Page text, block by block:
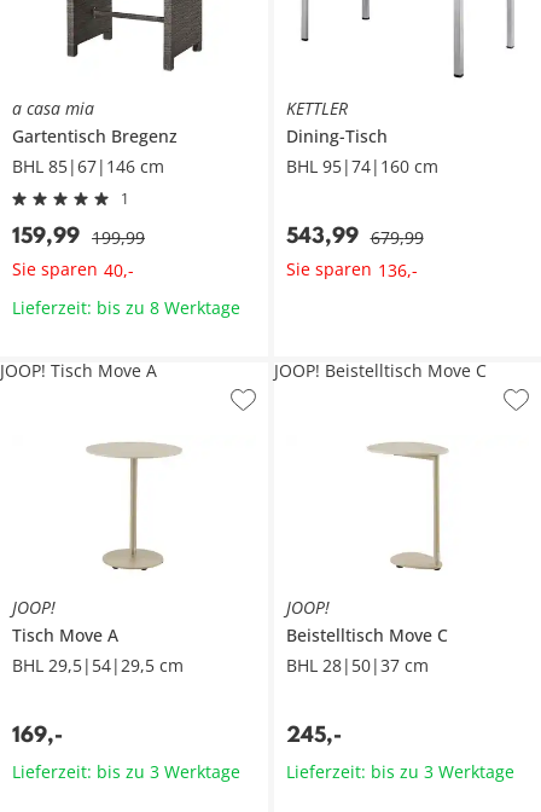
a casa mia
Gartentisch Bregenz
BHL 85|67|146 cm
1
159,99 199,99
Sie sparen 40,-
Lieferzeit: bis zu 8 Werktage
KETTLER
Dining-Tisch
BHL 95|74|160 cm
543,99 679,99
Sie sparen 136,-
JOOP!
Tisch Move A
BHL 29,5|54|29,5 cm
169,-
JOOP! Tisch Move A
Lieferzeit: bis zu 3 Werktage
JOOP!
Beistelltisch Move C
BHL 28|50|37 cm
245,-
JOOP! Beistelltisch Move C
Lieferzeit: bis zu 3 Werktage